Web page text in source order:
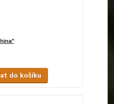
do košíku